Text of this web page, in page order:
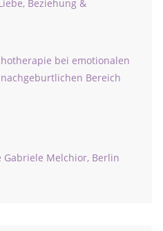
Beziehung &
bei emotionalen
Bereich
Melchior, Berlin